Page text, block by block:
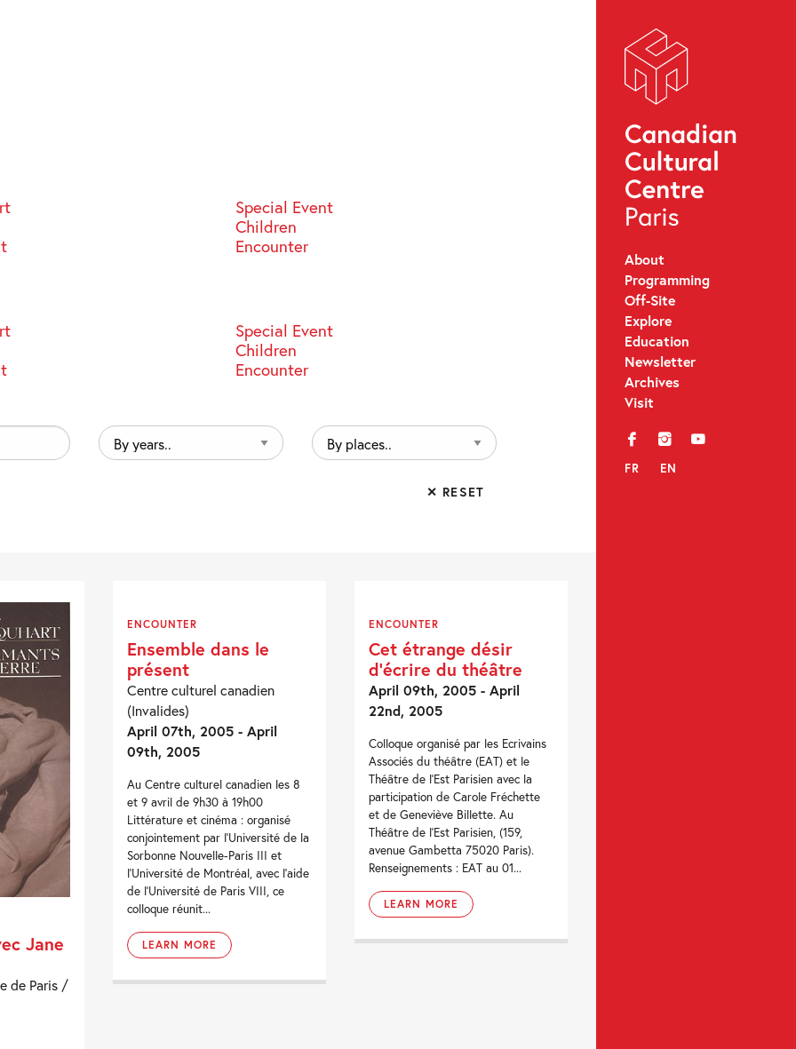
About
Programming
Off-Site
Explore
Education
Newsletter
Archives
Visit
f i y
FR EN
Special Event
Children
Encounter
Special Event
Children
Encounter
By
years..
By
places..
✕ RESET
Jane
de Paris /
ENCOUNTER
Ensemble dans le
présent
Centre culturel canadien
(Invalides)
April 07th, 2005 - April
09th, 2005
Au Centre culturel canadien les 8
et 9 avril de 9h30 à 19h00
Littérature et cinéma : organisé
conjointement par l’Université de la
Sorbonne Nouvelle-Paris III et
l’Université de Montréal, avec l’aide
de l’Université de Paris VIII, ce
colloque réunit...
LEARN MORE
ENCOUNTER
Cet étrange désir
d’écrire du théâtre
April 09th, 2005 - April
22nd, 2005
Colloque organisé par les Ecrivains
Associés du théâtre (EAT) et le
Théâtre de l'Est Parisien avec la
participation de Carole Fréchette
et de Geneviève Billette. Au
Théâtre de l'Est Parisien, (159,
avenue Gambetta 75020 Paris).
Renseignements : EAT au 01...
LEARN MORE